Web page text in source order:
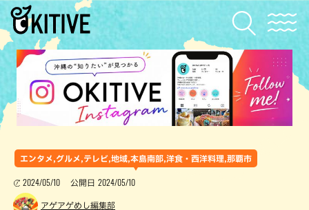
エンタメ,グルメ,テレビ,地域,本島南部,洋食・西洋料理,那覇市
2024/05/10 公開日 2024/05/10
アゲアゲめし編集部